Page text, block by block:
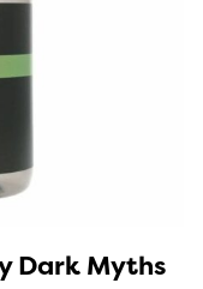
Dark Myths